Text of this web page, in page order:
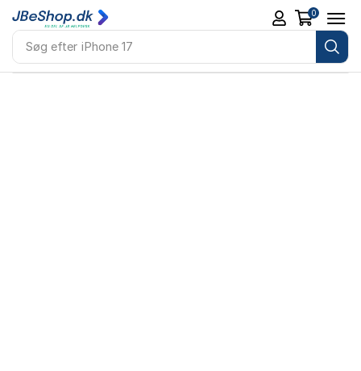
Søg efter iPhone 17
0